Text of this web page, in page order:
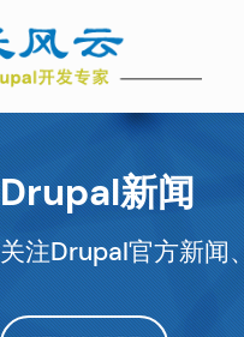
Drupal新闻
关注Drupal官方新闻